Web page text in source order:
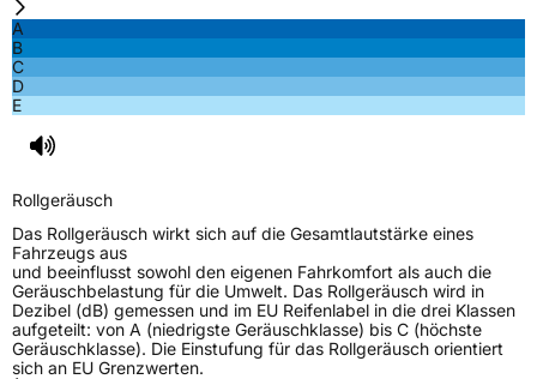
A
B
C
D
E
Rollgeräusch
Das Rollgeräusch wirkt sich auf die Gesamtlautstärke eines
Fahrzeugs aus
und beeinflusst sowohl den eigenen Fahrkomfort als auch die
Geräuschbelastung für die Umwelt. Das Rollgeräusch wird in
Dezibel (dB) gemessen und im EU Reifenlabel in die drei Klassen
aufgeteilt: von A (niedrigste Geräuschklasse) bis C (höchste
Geräuschklasse). Die Einstufung für das Rollgeräusch orientiert
sich an EU Grenzwerten.